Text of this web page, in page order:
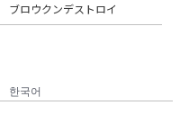
ブロウクンデストロイ
한국어